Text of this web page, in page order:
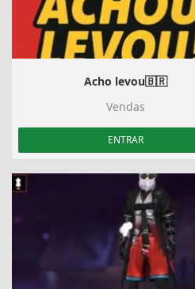
Acho levou🇧🇷
Vendas
ENTRAR